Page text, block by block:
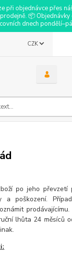
při objednávce přes
📦
dnech
CZK
po jeho převzetí
a poškození.
lhůta 24 měsíců